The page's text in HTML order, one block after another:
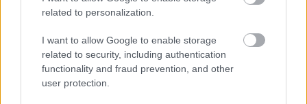
related to personalization.
I want to allow Google to enable storage
related to security, including authentication
functionality and fraud prevention, and other
user protection.